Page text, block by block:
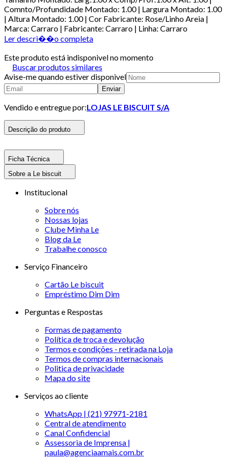
Comnto/Profundidade Montado: 1.00 | Largura Montado: 1.00
| Altura Montado: 1.00 | Cor Fabricante: Rose/Linho Areia |
Marca: Carraro | Fabricante: Carraro | Linha: Carraro
Ler descri��o completa
Este produto está indisponivel no momento
Buscar produtos similares
Avise-me quando estiver disponivel
Enviar
Vendido e entregue por:LOJAS LE BISCUIT S/A
Descrição do produto
Ficha Técnica
Sobre a Le biscuit
Institucional
Sobre nós
Nossas lojas
Clube Minha Le
Blog da Le
Trabalhe conosco
Serviço Financeiro
Cartão Le biscuit
Empréstimo Dim Dim
Perguntas e Respostas
Formas de pagamento
Política de troca e devolução
Termos e condições - retirada na Loja
Termos de compras internacionais
Politica de privacidade
Mapa do site
Serviços ao cliente
WhatsApp | (21) 97971-2181
Central de atendimento
Canal Confidencial
Assessoria de Imprensa |
paula@agenciaamais.com.br